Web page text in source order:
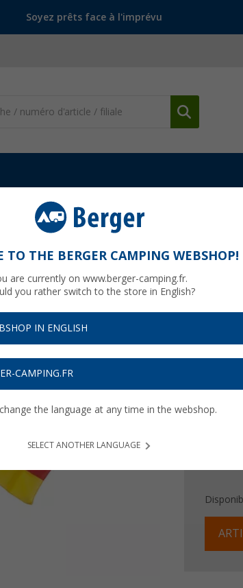
Soyez prêts face à l'imprévu
Drapeaux de voiture Allemagne, set de 2
TO THE BERGER CAMPING WEBSHOP!
are currently on www.berger-camping.fr.
you rather switch to the store in English?
IN ENGLISH
CAMPING.FR
the language at any time in the webshop.
SELECT ANOTHER LANGUAGE